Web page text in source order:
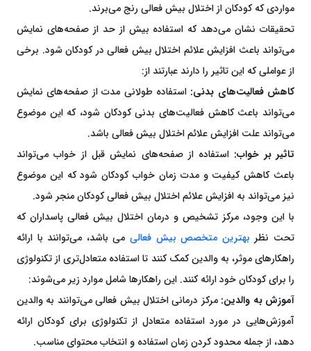
مواردی که کودکان از اختلال بیش فعالی رنج می‌برند.
تحقیقات نشان می‌دهد که استفاده بیش از حد از صفحه‌های نمایش
می‌تواند باعث افزایش علائم اختلال بیش فعالی در کودکان شود. برخی
از عواملی که این تاثیر را دارند عبارتند از:
کاهش فعالیت‌های بدنی: استفاده طولانی مدت از صفحه‌های نمایش
می‌تواند باعث کاهش فعالیت‌های بدنی کودکان شود، که این موضوع
می‌تواند علت افزایش علائم اختلال بیش فعالی باشد.
تاثیر بر خواب: استفاده از صفحه‌های نمایش قبل از خواب می‌تواند
باعث کاهش کیفیت و مدت زمان خواب کودکان شود که این موضوع
نیز می‌تواند به افزایش علائم اختلال بیش فعالی کودکان منجر شود.
با این وجود، مرکز تشخیص و درمان اختلال بیش فعالی پاسداران که
تحت نظر بهترین متخصص بیش فعالی می باشد، می‌توانند با ارائه
راهکارهای موثر، به والدین کمک کنند تا استفاده متعادل‌تری از تکنولوژی
را برای کودکان خود ارائه کنند. این راهکارها شامل موارد زیر می‌شوند:
آموزش به والدین: مرکز درمانی اختلال بیش فعالی می‌توانند به والدین
آموزش‌هایی در مورد استفاده متعادل از تکنولوژی برای کودکان ارائه
دهد، از جمله محدود کردن زمان استفاده و انتخاب محتوای مناسب.